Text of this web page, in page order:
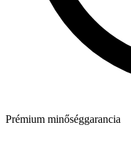
Prémium minőséggarancia